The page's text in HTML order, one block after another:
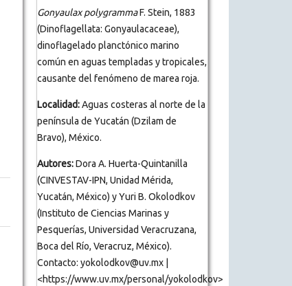
Gonyaulax polygrammaF. Stein, 1883
(Dinoflagellata: Gonyaulacaceae),
dinoflagelado planctónico marino
común en aguas templadas y tropicales,
causante del fenómeno de marea roja.
Localidad:Aguas costeras al norte de la
península de Yucatán (Dzilam de
Bravo), México.
Autores:Dora A. Huerta-Quintanilla
(CINVESTAV-IPN, Unidad Mérida,
Yucatán, México) y Yuri B. Okolodkov
(Instituto de Ciencias Marinas y
Pesquerías, Universidad Veracruzana,
Boca del Río, Veracruz, México).
Contacto: yokolodkov@uv.mx |
<https://www.uv.mx/personal/yokolodkov>